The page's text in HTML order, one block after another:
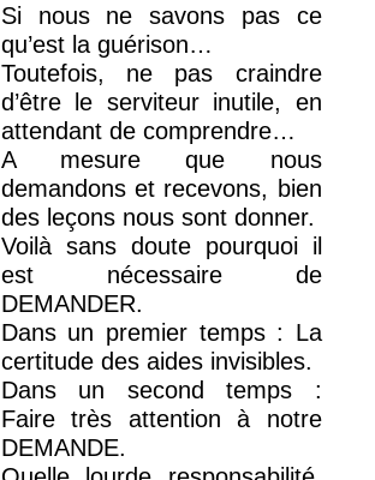
Si nous ne savons pas ce
qu’est la guérison…
Toutefois, ne pas craindre
d’être le serviteur inutile, en
attendant de comprendre…
A mesure que nous
demandons et recevons, bien
des leçons nous sont donner.
Voilà sans doute pourquoi il
est nécessaire de
DEMANDER.
Dans un premier temps : La
certitude des aides invisibles.
Dans un second temps :
Faire très attention à notre
DEMANDE.